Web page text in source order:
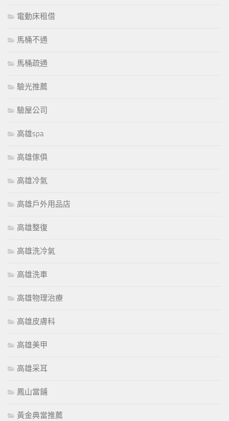
電動床租借
馬桶不通
馬桶疏通
驗光推薦
驗屋公司
高雄spa
高雄傢俱
高雄冷氣
高雄戶外用品店
高雄整復
高雄洗冷氣
高雄洗車
高雄物理治療
高雄皮膚科
高雄美甲
高雄采耳
鳳山當鋪
黃金典當推薦